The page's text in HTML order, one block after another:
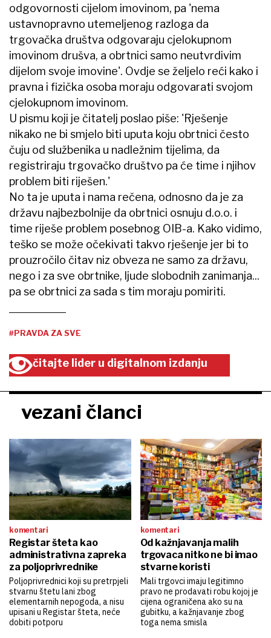
odgovornosti cijelom imovinom, pa 'nema
ustavnopravno utemeljenog razloga da
trgovačka društva odgovaraju cjelokupnom
imovinom drušva, a obrtnici samo neutvrdivim
dijelom svoje imovine'. Ovdje se željelo reći kako i
pravna i fizička osoba moraju odgovarati svojom
cjelokupnom imovinom.
U pismu koji je čitatelj poslao piše: 'Rješenje
nikako ne bi smjelo biti uputa koju obrtnici često
čuju od službenika u nadležnim tijelima, da
registriraju trgovačko društvo pa će time i njihov
problem biti riješen.'
No ta je uputa i nama rečena, odnosno da je za
državu najbezbolnije da obrtnici osnuju d.o.o. i
time riješe problem posebnog OIB-a. Kako vidimo,
teško se može očekivati takvo rješenje jer bi to
prouzročilo čitav niz obveza ne samo za državu,
nego i za sve obrtnike, ljude slobodnih zanimanja...
pa se obrtnici za sada s tim moraju pomiriti.
#PRAVDA ZA SVE
čitajte lider u digitalnom izdanju
vezani članci
komentari
Registar šteta kao
administrativna zapreka
za poljoprivrednike
Poljoprivrednici koji su pretrpjeli
stvarnu štetu lani zbog
elementarnih nepogoda, a nisu
upisani u Registar šteta, neće
dobiti potporu
komentari
Od kažnjavanja malih
trgovaca nitko ne bi imao
stvarne koristi
Mali trgovci imaju legitimno
pravo ne prodavati robu kojoj je
cijena ograničena ako su na
gubitku, a kažnjavanje zbog
toga nema smisla